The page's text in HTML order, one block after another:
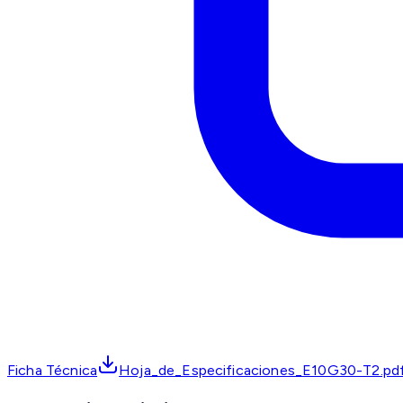
Ficha Técnica Hoja_de_Especificaciones_E10G30-